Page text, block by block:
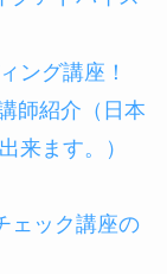
ング講座！
師紹介（日本
来ます。）
ェック講座の